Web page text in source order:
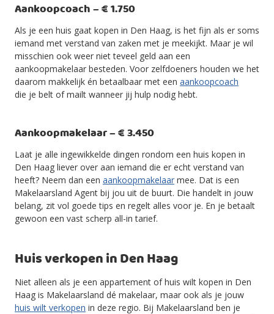
Aankoopcoach – € 1.750
Als je een huis gaat kopen in Den Haag, is het fijn als er soms
iemand met verstand van zaken met je meekijkt. Maar je wil
misschien ook weer niet teveel geld aan een
aankoopmakelaar besteden. Voor zelfdoeners houden we het
daarom makkelijk én betaalbaar met een aankoopcoach
die je belt of mailt wanneer jij hulp nodig hebt.
Aankoopmakelaar – € 3.450
Laat je alle ingewikkelde dingen rondom een huis kopen in
Den Haag liever over aan iemand die er echt verstand van
heeft? Neem dan een aankoopmakelaar mee. Dat is een
Makelaarsland Agent bij jou uit de buurt. Die handelt in jouw
belang, zit vol goede tips en regelt alles voor je. En je betaalt
gewoon een vast scherp all-in tarief.
Huis verkopen in Den Haag
Niet alleen als je een appartement of huis wilt kopen in Den
Haag is Makelaarsland dé makelaar, maar ook als je jouw
huis wilt verkopen in deze regio. Bij Makelaarsland ben je